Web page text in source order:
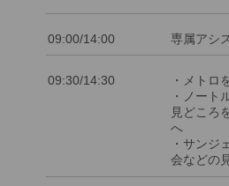
09:00/14:00 専属アシ
09:30/14:30
・メトロ
・ノート
見どころ
へ
・サンジ
会などの